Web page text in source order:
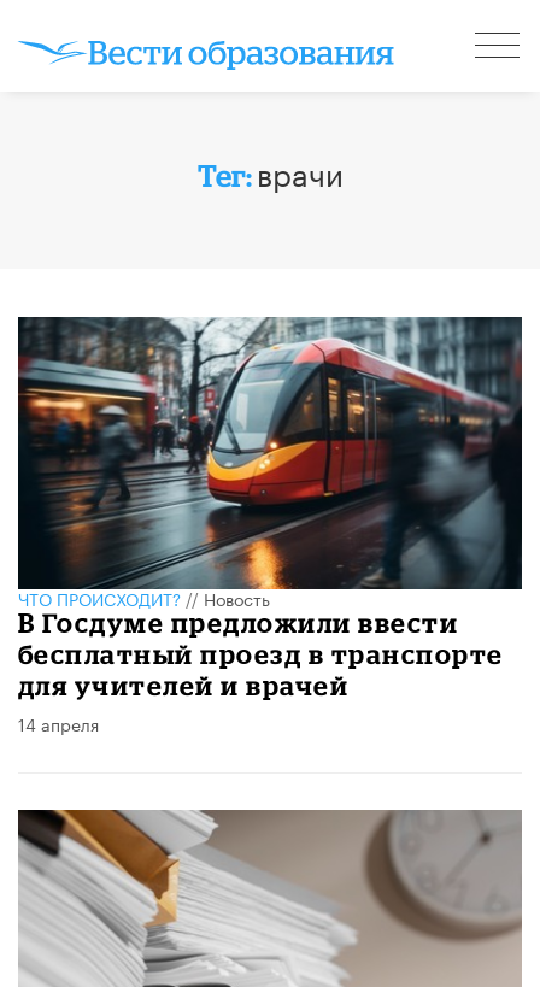
Тег: врачи
ЧТО ПРОИСХОДИТ?//Новость
В Госдуме предложили ввести
бесплатный проезд в транспорте
для учителей и врачей
14 апреля